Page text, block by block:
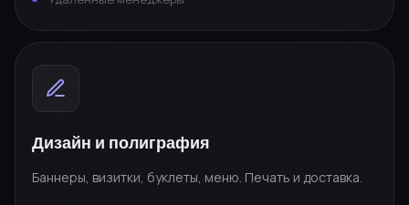
Дизайн и полиграфия
Баннеры, визитки, буклеты, меню. Печать и доставка.